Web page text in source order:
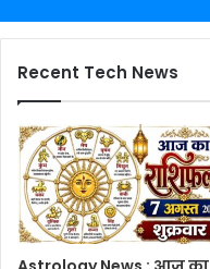
Recent Tech News